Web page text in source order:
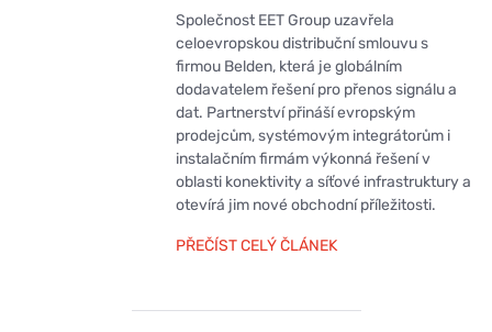
Společnost EET Group uzavřela
celoevropskou distribuční smlouvu s
firmou Belden, která je globálním
dodavatelem řešení pro přenos signálu a
dat. Partnerství přináší evropským
prodejcům, systémovým integrátorům i
instalačním firmám výkonná řešení v
oblasti konektivity a síťové infrastruktury a
otevírá jim nové obchodní příležitosti.
PŘEČÍST CELÝ ČLÁNEK